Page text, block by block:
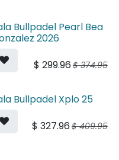
Bullpadel Pearl Bea
2026
$ 299.96 $374.95
Bullpadel Xplo 25
$ 327.96 $409.95